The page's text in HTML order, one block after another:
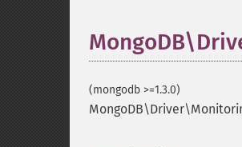
(mongodb >=1.3.0)